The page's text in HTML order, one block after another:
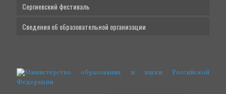
Сергиевский фестиваль
Сведения об образовательной организации